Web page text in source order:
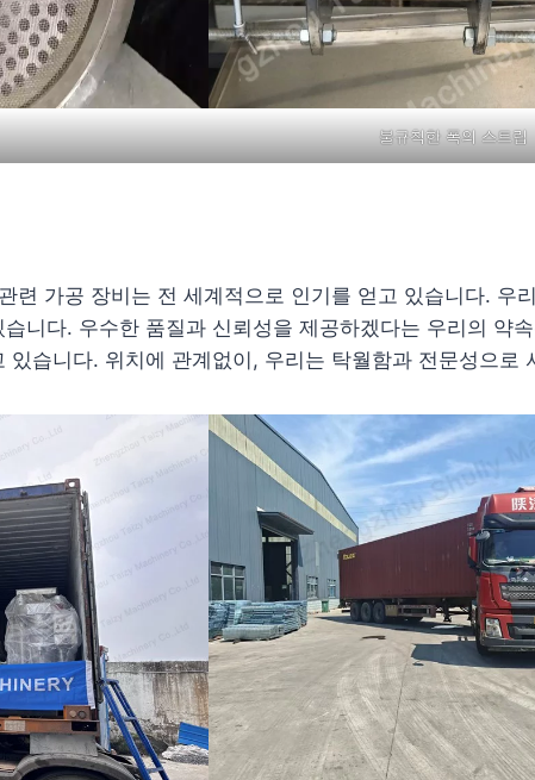
불규칙한 폭의 스트립
련 가공 장비는 전 세계적으로 인기를 얻고 있습니다.
니다. 우수한 품질과 신뢰성을 제공하겠다는 우리의 약
있습니다. 위치에 관계없이, 우리는 탁월함과 전문성으로